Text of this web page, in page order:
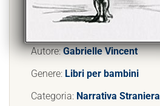
Autore:Gabrielle Vincent
Genere: Libri per bambini
Categoria: Narrativa Straniera